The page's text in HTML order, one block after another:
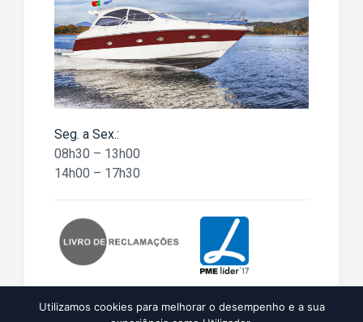
Seg. a Sex.:
08h30 – 13h00
14h00 – 17h30
Utilizamos cookies para melhorar o desempenho e a sua